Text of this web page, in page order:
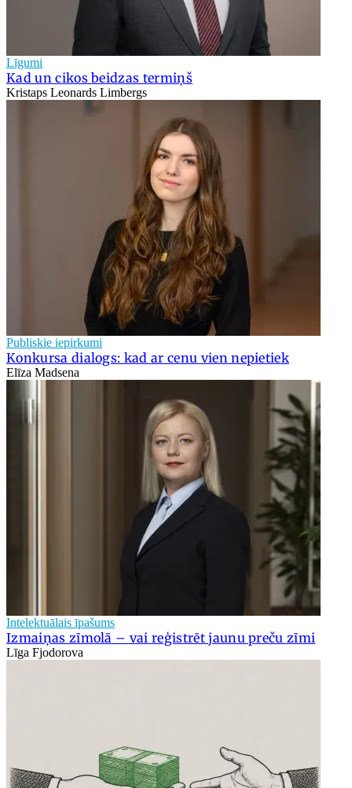
Līgumi
Kad un cikos beidzas termiņš
Kristaps Leonards Limbergs
Publiskie iepirkumi
Konkursa dialogs: kad ar cenu vien nepietiek
Elīza Madsena
Intelektuālais īpašums
Izmaiņas zīmolā – vai reģistrēt jaunu preču zīmi
Līga Fjodorova